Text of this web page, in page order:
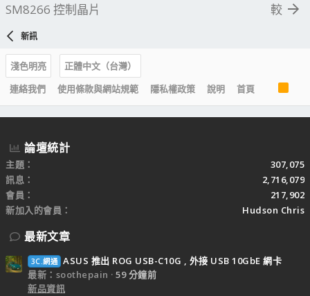
SM8266 控制晶片
較
新訊
淺色明亮
正體中文（台灣）
連絡我們
使用條款與網站規範 隱私權政策 說明 首頁
R
S
S
論壇統計
主題
307,075
訊息
2,716,079
會員
217,902
新加入的會員
Hudson Chris
最新文章
3C.網通 ASUS 推出 ROG USB-C10G , 外接 USB 10GbE 網卡
最新：soothepain
59 分鐘前
新品資訊